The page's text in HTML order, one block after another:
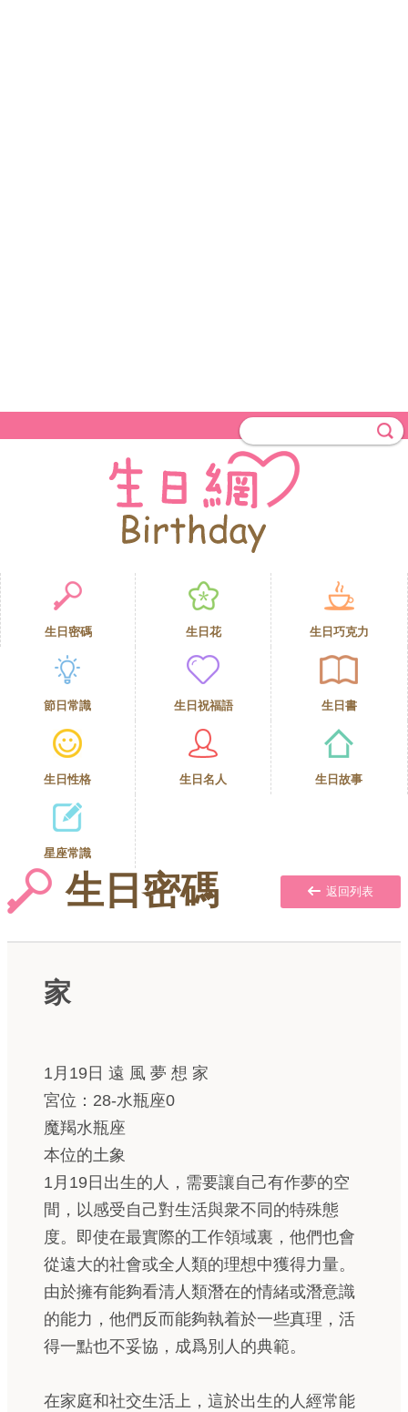
生日密碼 生日花 生日巧克力
節日常識 生日祝福語 生日書
生日性格 生日名人 生日故事
星座常識
生日密碼 返回列表
家
1月19日 遠 風 夢 想 家
宮位：28-水瓶座0
魔羯水瓶座
本位的土象
1月19日出生的人，需要讓自己有作夢的空
間，以感受自己對生活與衆不同的特殊態
度。即使在最實際的工作領域裏，他們也會
從遠大的社會或全人類的理想中獲得力量。
由於擁有能夠看清人類潛在的情緒或潛意識
的能力，他們反而能夠執着於一些真理，活
得一點也不妥協，成爲別人的典範。
在家庭和社交生活上，這於出生的人經常能